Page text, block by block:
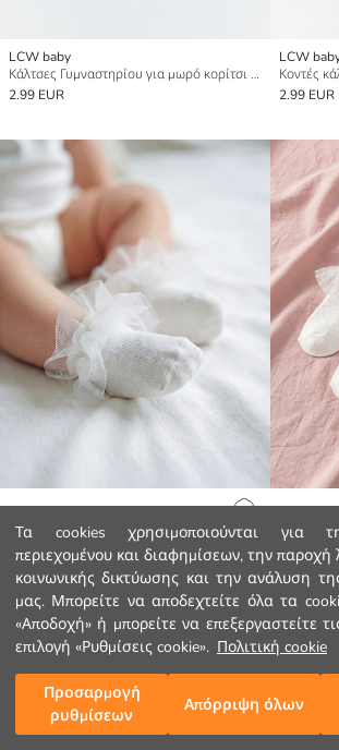
Τα cookies χρησιμοποιούνται για
περιεχομένου και διαφημίσεων, την παροχή
κοινωνικής δικτύωσης και την ανάλυση
μας. Μπορείτε να αποδεχτείτε όλα τα
«Αποδοχή» ή μπορείτε να επεξεργαστείτε
επιλογή «Ρυθμίσεις cookie». Πολιτική cookie
Προσαρμογή
ρυθμίσεων
Απόρριψη όλων
Αρχική Σελίδα
Κατηγορίες
Το Καλάθι μου
LCW baby
Κάλτσες Γυμναστηρίου για μωρό κορίτσι 5 Τεμάχια
2.99 EUR
LCW
2.99 EUR
Κάλτσες Γυμναστικής με Δαντέλα για Μωρό Κορίτσι
1.25 EUR
2.99 EUR